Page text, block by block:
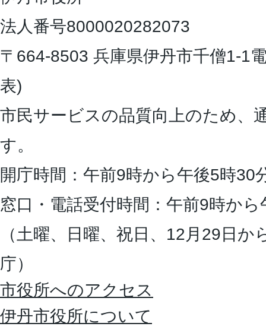
法人番号8000020282073
〒664-8503 兵庫県伊丹市千僧1-1
表)
市民サービスの品質向上のため、
す。
開庁時間：午前9時から午後5時30
窓口・電話受付時間：午前9時か
（土曜、日曜、祝日、12月29日
庁）
市役所へのアクセス
伊丹市役所について